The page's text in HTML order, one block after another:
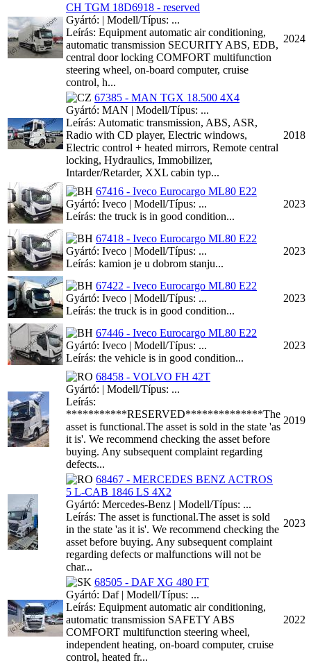
CH TGM 18D6918 - reserved
Gyártó: | Modell/Típus: ...
Leírás: Equipment automatic air conditioning,
automatic transmission SECURITY ABS, EDB,
central door locking COMFORT multifunction
steering wheel, on-board computer, cruise
control, h...
2024
67385 - MAN TGX 18.500 4X4
Gyártó: MAN | Modell/Típus: ...
Leírás: Automatic transmission, ABS, ASR,
Radio with CD player, Electric windows,
Electric control + heated mirrors, Remote central
locking, Hydraulics, Immobilizer,
Intarder/Retarder, XXL cabin typ...
2018
67416 - Iveco Eurocargo ML80 E22
Gyártó: Iveco | Modell/Típus: ...
Leírás: the truck is in good condition...
2023
67418 - Iveco Eurocargo ML80 E22
Gyártó: Iveco | Modell/Típus: ...
Leírás: kamion je u dobrom stanju...
2023
67422 - Iveco Eurocargo ML80 E22
Gyártó: Iveco | Modell/Típus: ...
Leírás: the truck is in good condition...
2023
67446 - Iveco Eurocargo ML80 E22
Gyártó: Iveco | Modell/Típus: ...
Leírás: the vehicle is in good condition...
2023
68458 - VOLVO FH 42T
Gyártó: | Modell/Típus: ...
Leírás:
***********RESERVED**************The
asset is functional.The asset is sold in the state 'as
it is'. We recommend checking the asset before
buying. Any subsequent complaint regarding
defects...
2019
68467 - MERCEDES BENZ ACTROS
5 L-CAB 1846 LS 4X2
Gyártó: Mercedes-Benz | Modell/Típus: ...
Leírás: The asset is functional.The asset is sold
in the state 'as it is'. We recommend checking the
asset before buying. Any subsequent complaint
regarding defects or malfunctions will not be
char...
2023
68505 - DAF XG 480 FT
Gyártó: Daf | Modell/Típus: ...
Leírás: Equipment automatic air conditioning,
automatic transmission SAFETY ABS
COMFORT multifunction steering wheel,
independent heating, on-board computer, cruise
control, heated fr...
2022